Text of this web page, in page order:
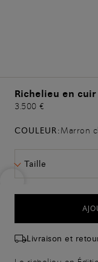
Richelieu en
3.500 €
COULEUR:Marron
Taille
Livraison et